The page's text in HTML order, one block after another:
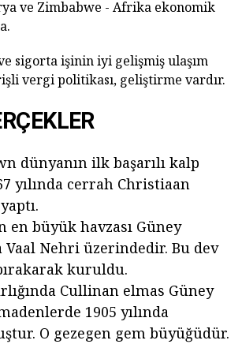
ve Zimbabwe - Afrika ekonomik
sigorta işinin iyi gelişmiş ulaşım
vergi politikası, geliştirme vardır.
dünyanın ilk başarılı kalp
yılında cerrah Christiaan
en büyük havzası Güney
Vaal Nehri üzerindedir. Bu dev
kuruldu.
Cullinan elmas Güney
1905 yılında
O gezegen gem büyüğüdür.